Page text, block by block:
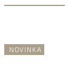
NOVINKA